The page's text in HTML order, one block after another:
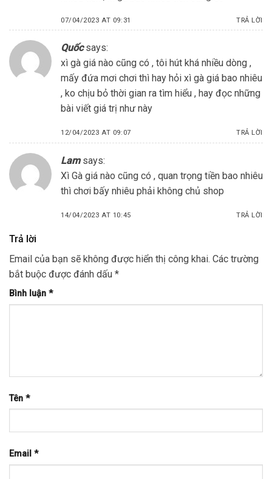
07/04/2023 AT 09:31 TRẢ LỜI
Quốc says:
xì gà giá nào cũng có , tôi hút khá nhiều dòng ,
mấy đứa mơi chơi thì hay hỏi xì gà giá bao nhiêu
, ko chịu bỏ thời gian ra tìm hiểu , hay đọc những
bài viết giá trị như này
12/04/2023 AT 09:07 TRẢ LỜI
Lam says:
Xì Gà giá nào cũng có , quan trọng tiền bao nhiêu
thì chơi bấy nhiêu phải không chủ shop
14/04/2023 AT 10:45 TRẢ LỜI
Trả lời
Email của bạn sẽ không được hiển thị công khai. Các trường
bắt buộc được đánh dấu *
Bình luận *
Tên *
Email *